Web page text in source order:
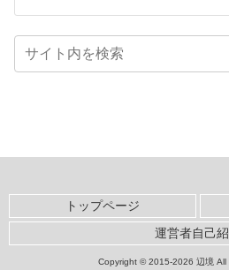
トップページ
運営者自己
Copyright © 2015-2026 辺境 All